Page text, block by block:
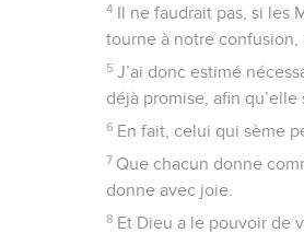
4 Il ne faudrait pas, si les
tourne à notre confusion,
5 J’ai donc estimé
déjà promise, afin
6 En fait, celui qui sème
7 Que chacun donne
donne avec joie.
8 Et Dieu a le pouvoir de